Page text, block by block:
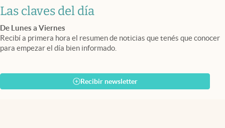
Las claves del día
De Lunes a Viernes
Recibí a primera hora el resumen de noticias que tenés que conocer
para empezar el día bien informado.
Recibir newsletter